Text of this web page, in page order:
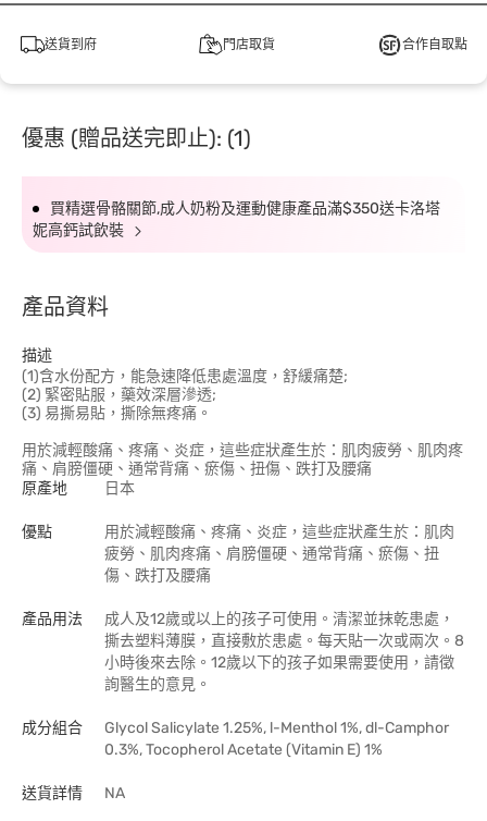
送貨到府 門店取貨 合作自取點
優惠 (贈品送完即止): (1)
買精選骨骼關節,成人奶粉及運動健康產品滿$350送卡洛塔
妮高鈣試飲裝
產品資料
描述
(1)含水份配方，能急速降低患處溫度，舒緩痛楚;
(2) 緊密貼服，藥效深層滲透;
(3) 易撕易貼，撕除無疼痛。
用於減輕酸痛、疼痛、炎症，這些症狀產生於：肌肉疲勞、肌肉疼
痛、肩膀僵硬、通常背痛、瘀傷、扭傷、跌打及腰痛
原產地
日本
優點
用於減輕酸痛、疼痛、炎症，這些症狀產生於：肌肉
疲勞、肌肉疼痛、肩膀僵硬、通常背痛、瘀傷、扭
傷、跌打及腰痛
產品用法
成人及12歲或以上的孩子可使用。清潔並抹乾患處，
撕去塑料薄膜，直接敷於患處。每天貼一次或兩次。8
小時後來去除。12歲以下的孩子如果需要使用，請徵
詢醫生的意見。
成分組合
Glycol Salicylate 1.25%, l-Menthol 1%, dl-Camphor
0.3%, Tocopherol Acetate (Vitamin E) 1%
送貨詳情 NA